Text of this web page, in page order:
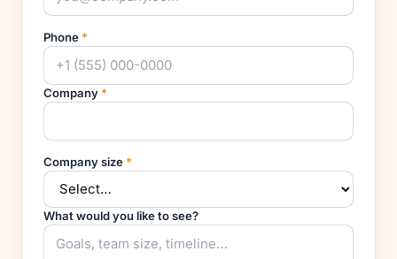
Phone *
Company *
Company size *
What would you like to see?